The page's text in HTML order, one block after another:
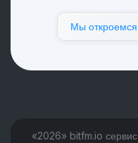
Мы откроемся
«2026» bitfm.io